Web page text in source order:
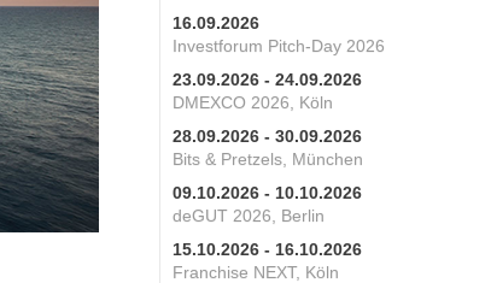
16.09.2026
Investforum Pitch-Day 2026
23.09.2026 - 24.09.2026
DMEXCO 2026, Köln
28.09.2026 - 30.09.2026
Bits & Pretzels, München
09.10.2026 - 10.10.2026
deGUT 2026, Berlin
15.10.2026 - 16.10.2026
Franchise NEXT, Köln